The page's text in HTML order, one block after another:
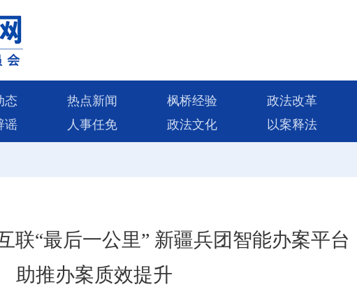
态 热点新闻 枫桥经验 政法改革
谣 人事任免 政法文化 以案释法
联“最后一公里” 新疆兵团智能办案平台
助推办案质效提升